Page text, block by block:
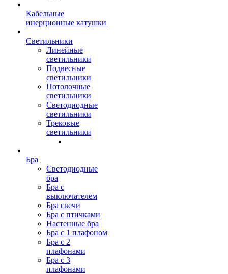
Кабельные
инерционные катушки
Светильники
Линейные
светильники
Подвесные
светильники
Потолочные
светильники
Светодиодные
светильники
Трековые
светильники
Бра
Светодиодные
бра
Бра с
выключателем
Бра свечи
Бра с птичками
Настенные бра
Бра с 1 плафоном
Бра с 2
плафонами
Бра с 3
плафонами